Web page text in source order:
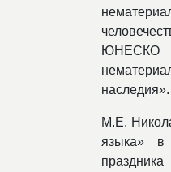
ЮНЕСКО
наследия».
М.Е.
языка» в